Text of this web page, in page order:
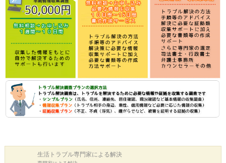
生活トラブル専門家による解決